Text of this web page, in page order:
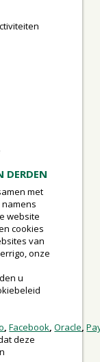
DERDEN
met
website
cookies
van
onze
u
,Facebook,Oracle,
deze